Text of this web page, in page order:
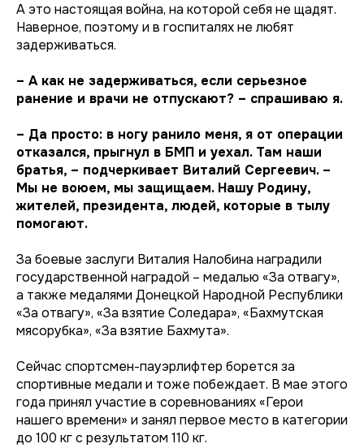
А это настоящая война, на которой себя не щадят.
Наверное, поэтому и в госпиталях не любят
задерживаться.
– А как не задерживаться, если серьезное
ранение и врачи не отпускают? – спрашиваю я.
– Да просто: в ногу ранило меня, я от операции
отказался, прыгнул в БМП и уехал. Там наши
братья, – подчеркивает Виталий Сергеевич. –
Мы не воюем, мы защищаем. Нашу Родину,
жителей, президента, людей, которые в тылу
помогают.
За боевые заслуги Виталия Налобина наградили
государственной наградой – медалью «За отвагу»,
а также медалями Донецкой Народной Республики
«За отвагу», «За взятие Соледара», «Бахмутская
мясорубка», «За взятие Бахмута».
Сейчас спортсмен-пауэрлифтер борется за
спортивные медали и тоже побеждает. В мае этого
года принял участие в соревнованиях «Герои
нашего времени» и занял первое место в категории
до 100 кг с результатом 110 кг.